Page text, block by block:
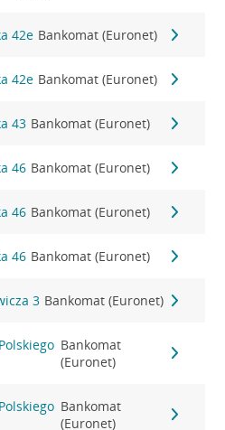
42e Bankomat (Euronet)
42e Bankomat (Euronet)
43 Bankomat (Euronet)
46 Bankomat (Euronet)
46 Bankomat (Euronet)
46 Bankomat (Euronet)
3 Bankomat (Euronet)
Bankomat
(Euronet)
Bankomat
(Euronet)